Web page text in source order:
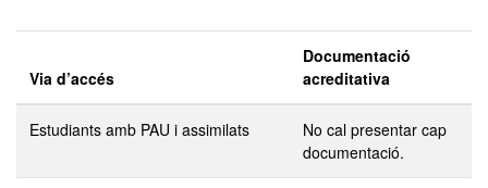
Via d’accés
Documentació
acreditativa
Estudiants amb PAU i assimilats
No cal presentar cap
documentació.